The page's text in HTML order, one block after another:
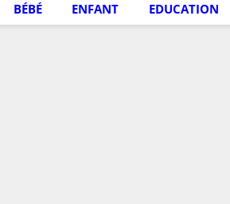
BÉBÉ ENFANT EDUCATION